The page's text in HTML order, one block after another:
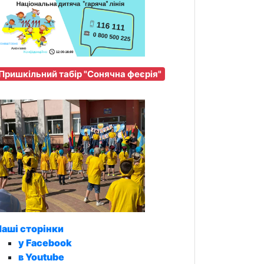
табір "Сонячна феєрія"
сторінки
у Facebook
в Youtube